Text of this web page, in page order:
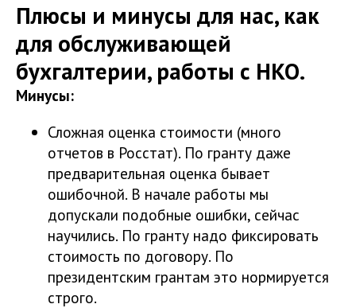
Плюсы и минусы для нас, как
для обслуживающей
бухгалтерии, работы с НКО.
Минусы:
Сложная оценка стоимости (много
отчетов в Росстат). По гранту даже
предварительная оценка бывает
ошибочной. В начале работы мы
допускали подобные ошибки, сейчас
научились. По гранту надо фиксировать
стоимость по договору. По
президентским грантам это нормируется
строго.